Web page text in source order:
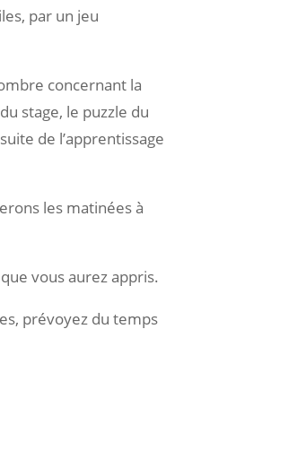
par un jeu
concernant la
stage, le puzzle du
de l’apprentissage
les matinées à
vous aurez appris.
prévoyez du temps